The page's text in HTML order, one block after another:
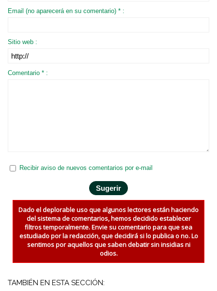
Email (no aparecerá en su comentario) * :
Sitio web :
Comentario * :
Recibir aviso de nuevos comentarios por e-mail
Dado el deplorable uso que algunos lectores están haciendo
del sistema de comentarios, hemos decidido establecer
filtros temporalmente. Envie su comentario para que sea
estudiado por la redacción, que decidirá si lo publica o no. Lo
sentimos por aquellos que saben debatir sin insidias ni
odios.
TAMBIÉN EN ESTA SECCIÓN: